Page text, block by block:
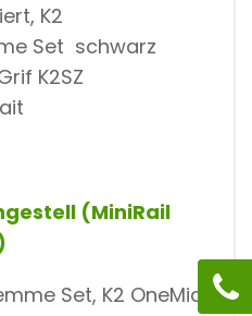
K2
Set schwarz
K2SZ
(MiniRail
Set, K2 OneMid